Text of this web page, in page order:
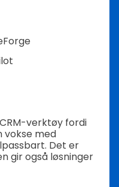
verktøy fordi
vokse med
Det er
gir også løsninger